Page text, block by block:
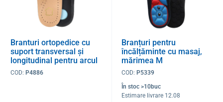
Branturi ortopedice cu
suport transversal și
longitudinal pentru arcul
plantar
COD: P4886
Branțuri pentru
încălțăminte cu masaj,
mărimea M
COD:P5339
În stoc >10buc
Estimare livrare 12.08